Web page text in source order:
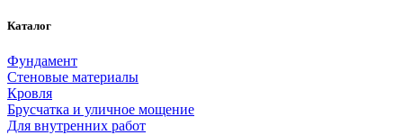
Каталог
Фундамент
Стеновые материалы
Кровля
Брусчатка и уличное мощение
Для внутренних работ